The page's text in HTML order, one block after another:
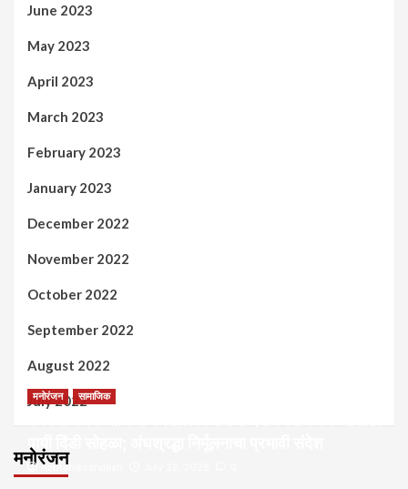
June 2023
May 2023
April 2023
March 2023
February 2023
January 2023
December 2022
November 2022
October 2022
September 2022
August 2022
July 2022
मनोरंजन
मनोरंजन सामाजिक
पायी दिंडी सोहळा; अंधश्रद्धा निर्मूलनाचा प्रभावी संदेश
saptahiksandesh